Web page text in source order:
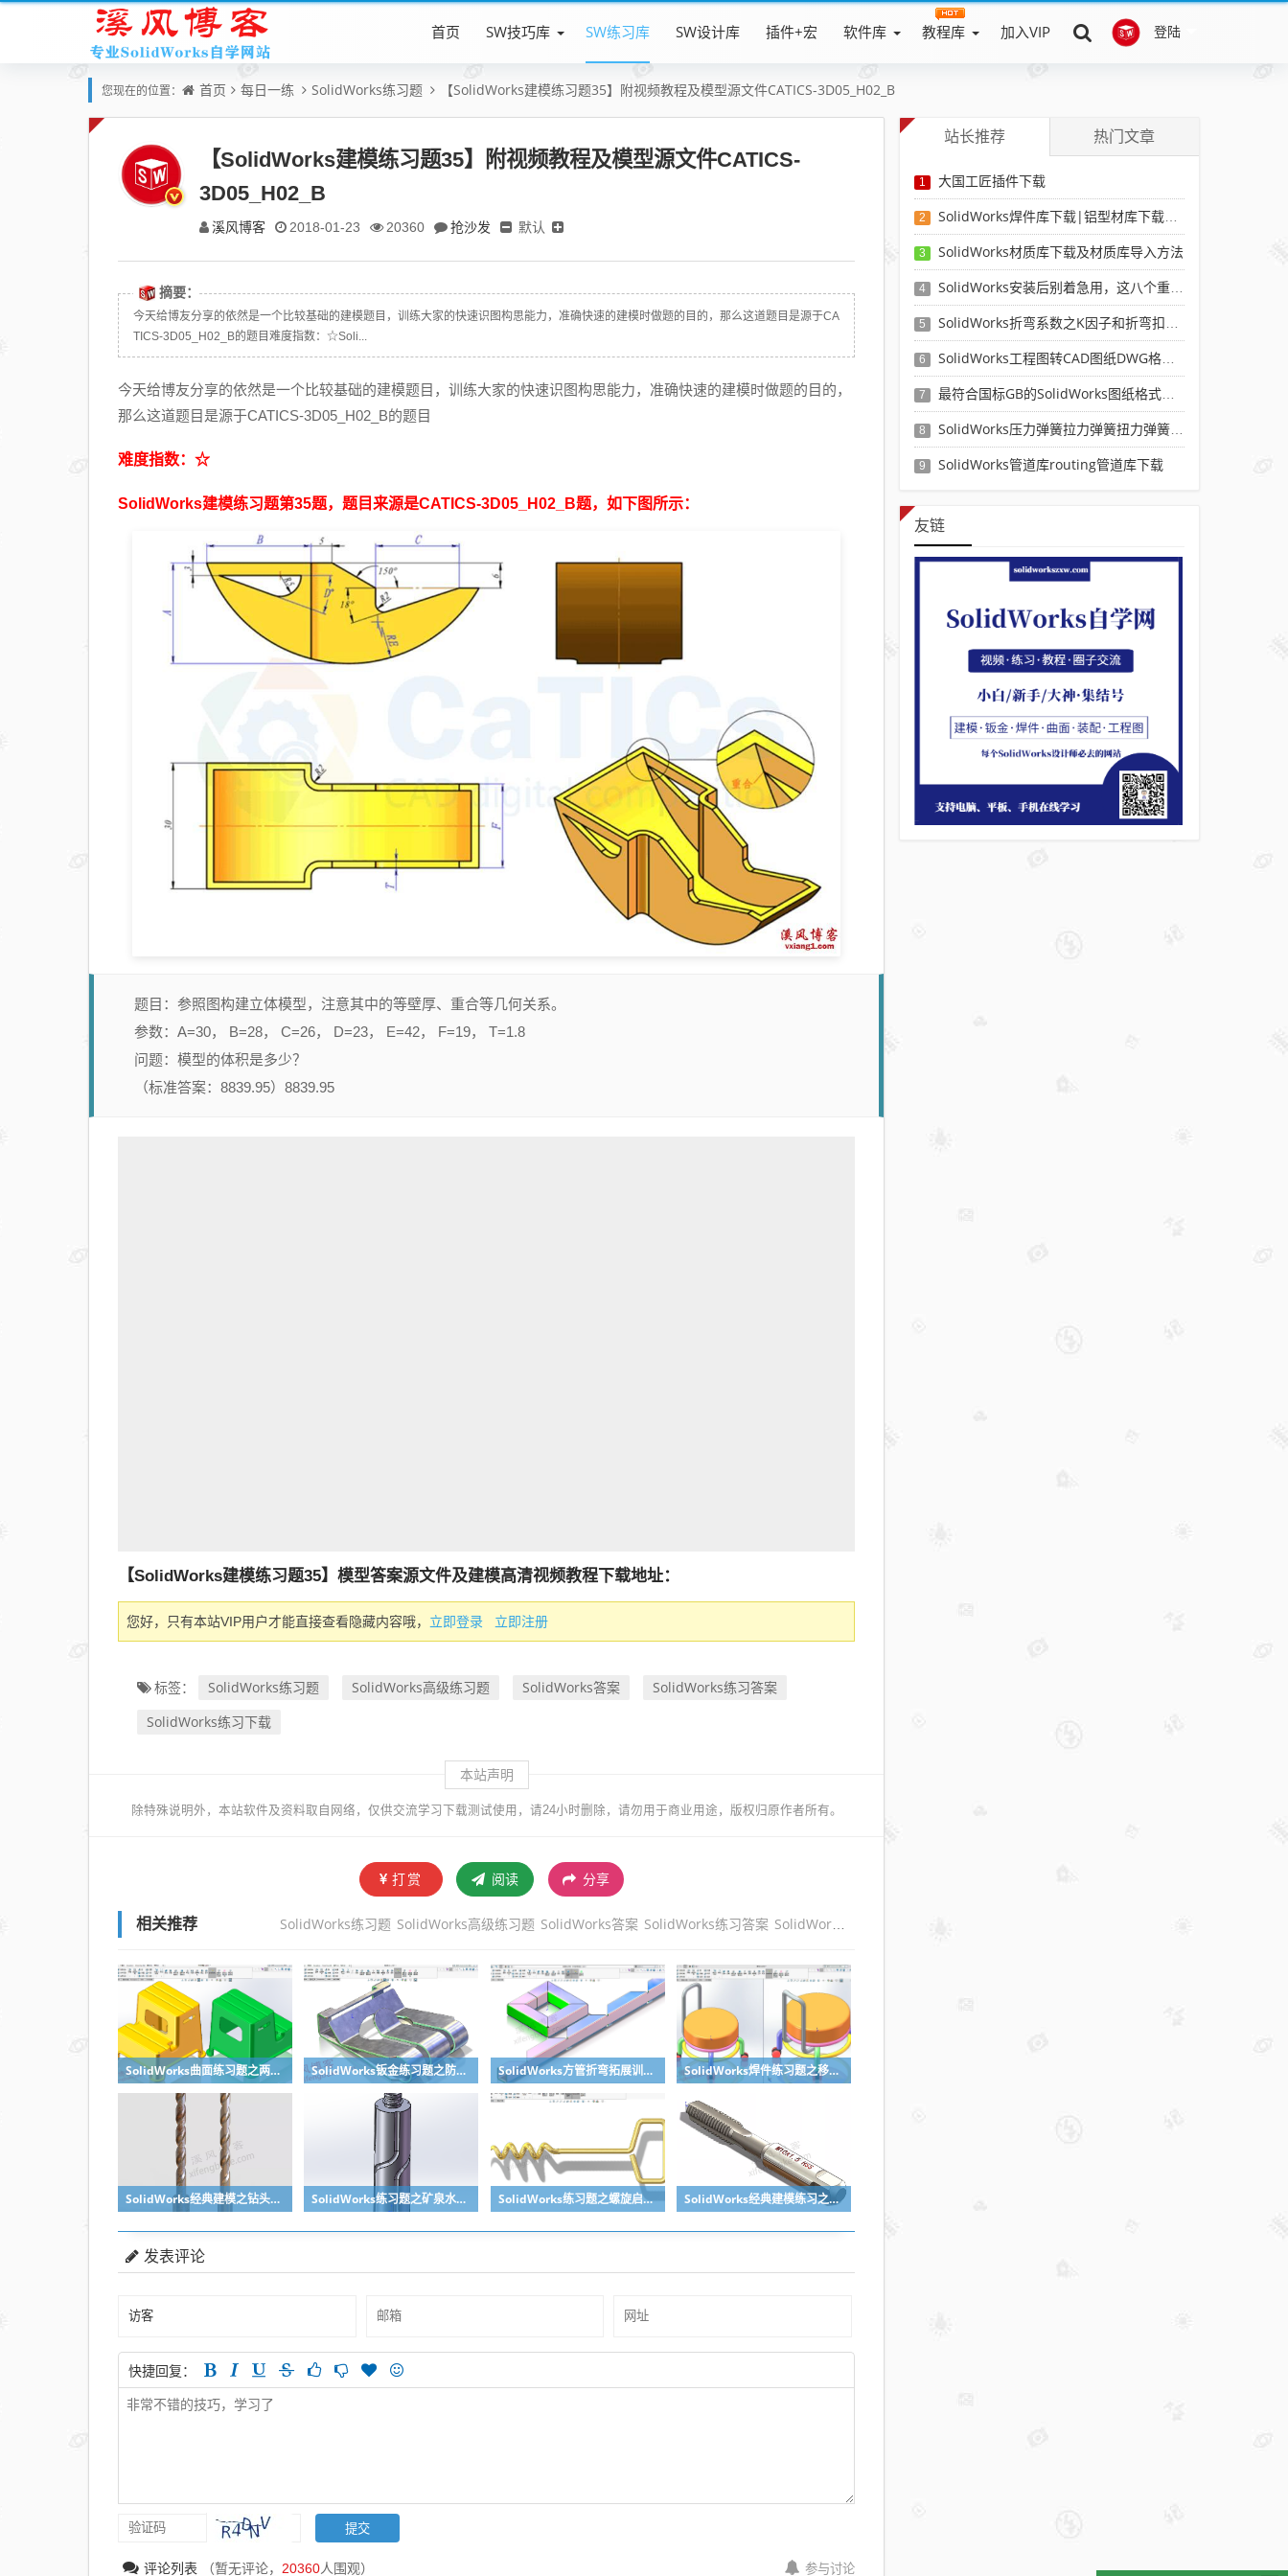
登陆
首页 SW技巧库 SW练习库 SW设计库 插件+宏 软件库 教程库 加入VIP
您现在的位置： 首页 每日一练 SolidWorks练习题 【SolidWorks建模练习题35】附视频教程及模型源文件CATICS-3D05_H02_B
【SolidWorks建模练习题35】附视频教程及模型源文件CATICS-
3D05_H02_B
溪风博客 2018-01-23 20360 抢沙发 默认
摘要：
今天给博友分享的依然是一个比较基础的建模题目，训练大家的快速识图构思能力，准确快速的建模时做题的目的，那么这道题目是源于CA
TICS-3D05_H02_B的题目难度指数：☆Soli...
今天给博友分享的依然是一个比较基础的建模题目，训练大家的快速识图构思能力，准确快速的建模时做题的目的，
那么这道题目是源于CATICS-3D05_H02_B的题目
难度指数：☆
SolidWorks建模练习题第35题，题目来源是CATICS-3D05_H02_B题，如下图所示：
题目：参照图构建立体模型，注意其中的等壁厚、重合等几何关系。
参数：A=30， B=28， C=26， D=23， E=42， F=19， T=1.8
问题：模型的体积是多少？
（标准答案：8839.95）8839.95
【SolidWorks建模练习题35】模型答案源文件及建模高清视频教程下载地址：
您好，只有本站VIP用户才能直接查看隐藏内容哦， 立即登录 立即注册
标签： SolidWorks练习题 SolidWorks高级练习题 SolidWorks答案
SolidWorks练习答案
SolidWorks练习下载
本站声明
除特殊说明外，本站软件及资料取自网络，仅供交流学习下载测试使用，请24小时删除，请勿用于商业用途，版权归原作者所有。
打赏 阅读 分享
相关推荐 SolidWorks练习题 SolidWorks高级练习题 SolidWorks答案 SolidWorks练习答案 SolidWorks练习下载
SolidWorks曲面练习题之两步踢凳建模，看似曲面实则特征 SolidWorks钣金练习题之防松档卡建模，钣金命令综合练习 SolidWorks方管折弯拓展训练，你会了吗？ SolidWorks焊件练习题之移动小矮凳，思路对了就不难
SolidWorks经典建模之钻头刀具的绘制，螺纹收尾是关键技巧 SolidWorks练习题之矿泉水瓶的绘制，难度不大主要是顶部螺纹的处理 SolidWorks练习题之螺旋启瓶器，螺旋头是关键 SolidWorks经典建模练习之丝锥攻丝钻头的绘制，常规命令练习
发表评论
快捷回复：
评论列表 （暂无评论， 20360人围观） 参与讨论
站长推荐 热门文章
1 大国工匠插件下载
2 SolidWorks焊件库下载|铝型材库下载|附sw焊件库添加配置使用教程
3 SolidWorks材质库下载及材质库导入方法
4 SolidWorks安装后别着急用，这八个重要SolidWorks设置可以提高你的画图效率
5 SolidWorks折弯系数之K因子和折弯扣除表-溪风推荐
6 SolidWorks工程图转CAD图纸DWG格式映射文件无乱码可分层-溪风亲测推荐
7 最符合国标GB的SolidWorks图纸格式和图纸模板下载-溪风专用版
8 SolidWorks压力弹簧拉力弹簧扭力弹簧涡卷弹簧自动生成宏程序下载
9 SolidWorks管道库routing管道库下载
友链